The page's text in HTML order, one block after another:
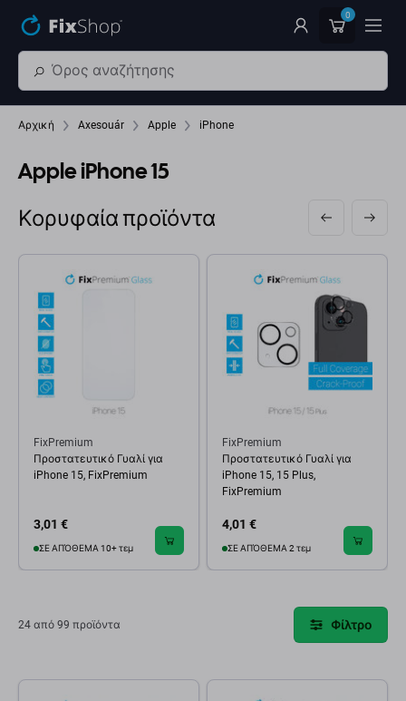
0
Αρχική Axesouár Apple iPhone
Apple iPhone 15
Κορυφαία προϊόντα
FixPremium
Προστατευτικό Γυαλί για
iPhone 15, FixPremium
3,01 €
ΣΕ ΑΠΌΘΕΜΑ 10+ τεμ
FixPremium
Προστατευτικό Γυαλί για
iPhone 15, 15 Plus,
FixPremium
4,01 €
ΣΕ ΑΠΌΘΕΜΑ 2 τεμ
24 από 99 προϊόντα Φίλτρο